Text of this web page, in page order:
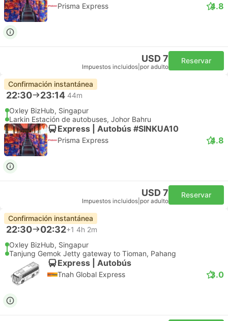
Prisma Express 4.8
USD 7
Impuestos incluidos por adulto
Reservar
Confirmación instantánea
22:30 23:14 44m
Oxley BizHub, Singapur
Larkin Estación de autobuses, Johor Bahru
Express | Autobús #SINKUA10
Prisma Express 4.8
USD 7
Impuestos incluidos por adulto
Reservar
Confirmación instantánea
22:30 02:32+1 4h 2m
Oxley BizHub, Singapur
Tanjung Gemok Jetty gateway to Tioman, Pahang
Express | Autobús
Tnah Global Express 3.0